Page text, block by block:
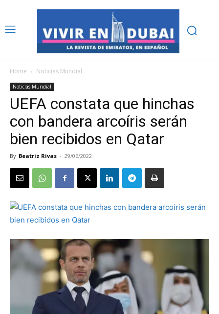
Home Noticias Mundial
Noticias Mundial
UEFA constata que hinchas
con bandera arcoíris serán
bien recibidos en Qatar
By Beatriz Rivas - 29/06/2022